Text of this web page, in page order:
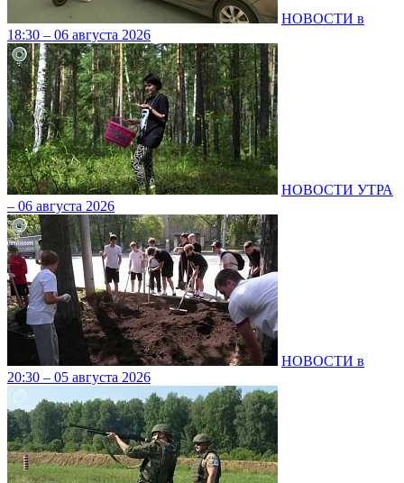
НОВОСТИ в
18:30 – 06 августа 2026
НОВОСТИ УТРА
– 06 августа 2026
НОВОСТИ в
20:30 – 05 августа 2026